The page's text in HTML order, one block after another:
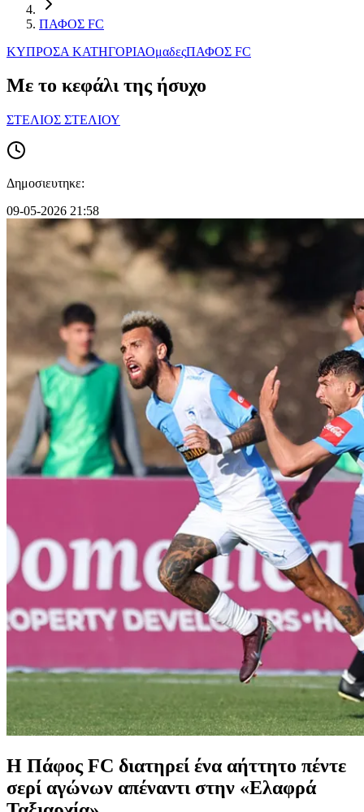
ΠΑΦΟΣ FC
ΚΥΠΡΟΣΑ ΚΑΤΗΓΟΡΙΑΟμαδεςΠΑΦΟΣ FC
Με το κεφάλι της ήσυχο
ΣΤΕΛΙΟΣ ΣΤΕΛΙΟΥ
Δημοσιευτηκε:
09-05-2026 21:58
Η Πάφος FC διατηρεί ένα αήττητο πέντε
σερί αγώνων απέναντι στην «Ελαφρά